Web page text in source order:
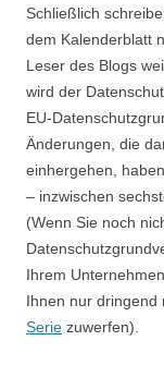
Schließlich
dem Kalenderblatt
Leser des Blogs
wird der
EU-
Änderungen, die
einhergehen,
– inzwischen
(Wenn Sie noch
Ihrem
Ihnen nur dringend
Serie zuwerfen).